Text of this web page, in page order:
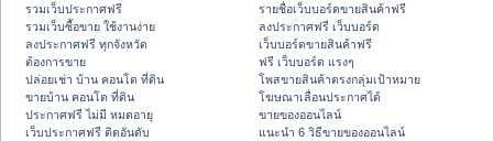
รวมเว็บประกาศฟรี
รวมเว็บซื้อขาย ใช้งานง่าย
ลงประกาศฟรี ทุกจังหวัด
ต้องการขาย
ปล่อยเช่า บ้าน คอนโด ที่ดิน
ขายบ้าน คอนโด ที่ดิน
ประกาศฟรี ไม่มี หมดอายุ
เว็บประกาศฟรี ติดอันดับ
รายชื่อเว็บบอร์ดขายสินค้าฟรี
ลงประกาศฟรี เว็บบอร์ด
เว็บบอร์ดขายสินค้าฟรี
ฟรี เว็บบอร์ด แรงๆ
โพสขายสินค้าตรงกลุ่มเป้าหมาย
โฆษณาเลื่อนประกาศได้
ขายของออนไลน์
แนะนำ 6 วิธีขายของออนไลน์